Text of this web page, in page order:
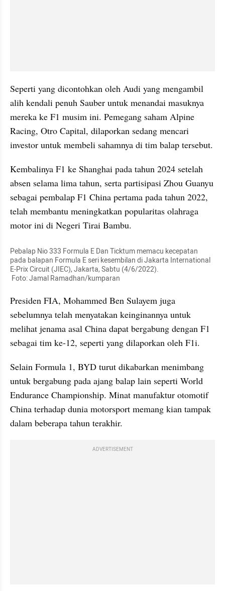
Seperti yang dicontohkan oleh Audi yang mengambil
alih kendali penuh Sauber untuk menandai masuknya
mereka ke F1 musim ini. Pemegang saham Alpine
Racing, Otro Capital, dilaporkan sedang mencari
investor untuk membeli sahamnya di tim balap tersebut.
Kembalinya F1 ke Shanghai pada tahun 2024 setelah
absen selama lima tahun, serta partisipasi Zhou Guanyu
sebagai pembalap F1 China pertama pada tahun 2022,
telah membantu meningkatkan popularitas olahraga
motor ini di Negeri Tirai Bambu.
Pebalap Nio 333 Formula E Dan Ticktum memacu kecepatan
pada balapan Formula E seri kesembilan di Jakarta International
E-Prix Circuit (JIEC), Jakarta, Sabtu (4/6/2022).
Foto: Jamal Ramadhan/kumparan
Presiden FIA, Mohammed Ben Sulayem juga
sebelumnya telah menyatakan keinginannya untuk
melihat jenama asal China dapat bergabung dengan F1
sebagai tim ke-12, seperti yang dilaporkan oleh F1i.
Selain Formula 1, BYD turut dikabarkan menimbang
untuk bergabung pada ajang balap lain seperti World
Endurance Championship. Minat manufaktur otomotif
China terhadap dunia motorsport memang kian tampak
dalam beberapa tahun terakhir.
ADVERTISEMENT